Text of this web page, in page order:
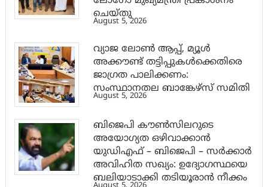
ചെയ്തു
August 5, 2026
വ്യാജ ലോൺ ആപ്പ്, മ്യൂൾ
അക്കൗണ്ട് തട്ടിപ്പുകൾക്കെതിരെ
ജാ​ഗ്രത പാലിക്കണം:
സംസ്ഥാനതല ബാങ്കേഴ്സ് സമിതി
August 5, 2026
ബിജെപി കൗൺസിലറുടെ
അയോഗ്യത ഒഴിവാക്കാൻ
യുഡിഎഫ് – ബിജെപി – സർക്കാർ
അവിഹിത സഖ്യം: ഉദ്യോഗസ്ഥയെ
ബലിയാടാക്കി തടിയൂരാൻ നീക്കം